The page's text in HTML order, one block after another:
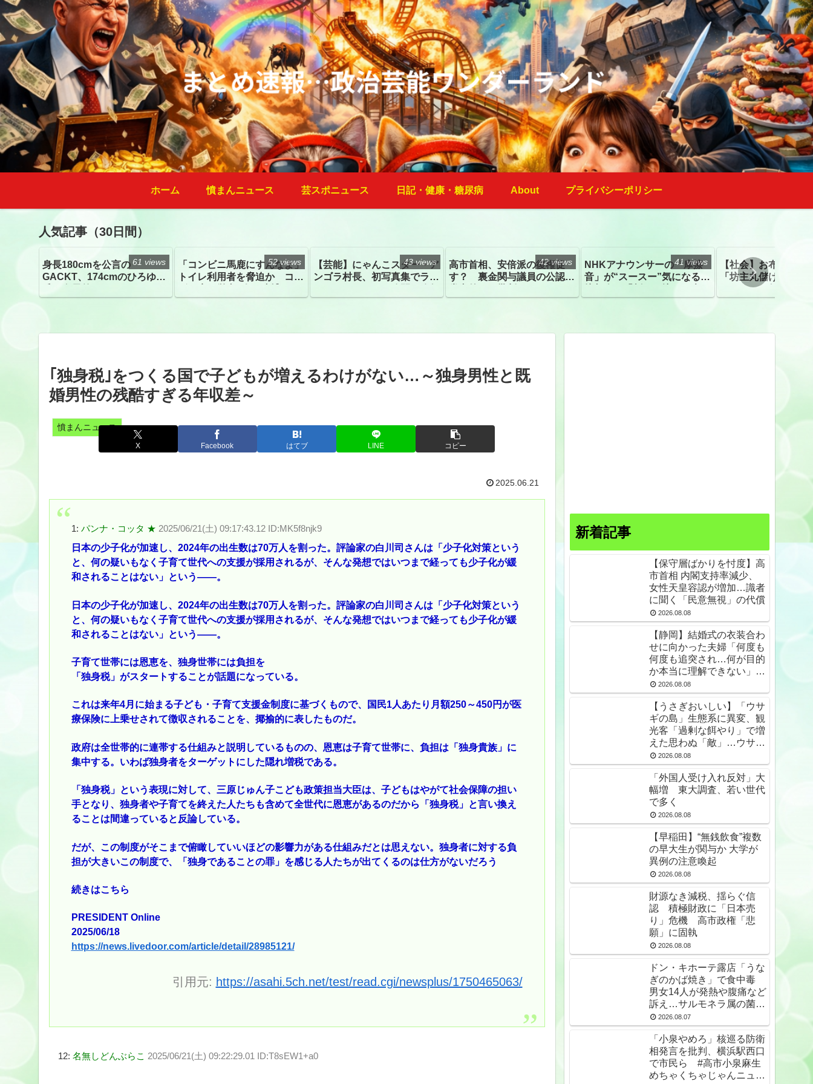
ホーム 憤まんニュース 芸スポニュース 日記・健康・糖尿病 About プライバシーポリシー
人気記事（30日間）
身長180cmを公言の
GACKT、174cmのひろゆき
トざわつき イベントでの写
61 views
「コンビニ馬鹿にすんなよ」
トイレ利用者を脅迫か コン
52 views
【芸能】にゃんこスター・ア
ンゴラ村長、初写真集でラン
はデジタル写真集が異例の大
43 views
高市首相、安倍派の復権促
す？ 裏金関与議員の公認、
42 views
NHKアナウンサーの「摩擦
音」が“スースー”気になる指
聴こえる。聴きづらい」
41 views
【社会】お布施、戒
「坊主丸儲け」は
ほとんどが年収３０
下「地方の寺の僧侶
｢独身税｣をつくる国で子どもが増えるわけがない…～独身男性と既
婚男性の残酷すぎる年収差～
憤まんニュース
X Facebook はてブ LINE コピー
2025.06.21
1: パンナ・コッタ ★ 2025/06/21(土) 09:17:43.12 ID:MK5f8njk9
日本の少子化が加速し、2024年の出生数は70万人を割った。評論家の白川司さんは「少子化対策という
と、何の疑いもなく子育て世代への支援が採用されるが、そんな発想ではいつまで経っても少子化が緩
和されることはない」という――。
日本の少子化が加速し、2024年の出生数は70万人を割った。評論家の白川司さんは「少子化対策という
と、何の疑いもなく子育て世代への支援が採用されるが、そんな発想ではいつまで経っても少子化が緩
和されることはない」という――。
子育て世帯には恩恵を、独身世帯には負担を
「独身税」がスタートすることが話題になっている。
これは来年4月に始まる子ども・子育て支援金制度に基づくもので、国民1人あたり月額250～450円が医
療保険に上乗せされて徴収されることを、揶揄的に表したものだ。
政府は全世帯的に連帯する仕組みと説明しているものの、恩恵は子育て世帯に、負担は「独身貴族」に
集中する。いわば独身者をターゲットにした隠れ増税である。
「独身税」という表現に対して、三原じゅん子こども政策担当大臣は、子どもはやがて社会保障の担い
手となり、独身者や子育てを終えた人たちも含めて全世代に恩恵があるのだから「独身税」と言い換え
ることは間違っていると反論している。
だが、この制度がそこまで俯瞰していいほどの影響力がある仕組みだとは思えない。独身者に対する負
担が大きいこの制度で、「独身であることの罪」を感じる人たちが出てくるのは仕方がないだろう
続きはこちら
PRESIDENT Online
2025/06/18
https://news.livedoor.com/article/detail/28985121/
引用元: https://asahi.5ch.net/test/read.cgi/newsplus/1750465063/
12: 名無しどんぶらこ 2025/06/21(土) 09:22:29.01 ID:T8sEW1+a0
新着記事
【保守層ばかりを忖度】高
市首相 内閣支持率減少、
女性天皇容認が増加…識者
に聞く「民意無視」の代償
2026.08.08
【静岡】結婚式の衣装合わ
せに向かった夫婦「何度も
何度も追突され…何が目的
か本当に理解できない」東
名高速で続いた約1.7キロ
の追突
2026.08.08
【うさぎおいしい】「ウサ
ギの島」生態系に異変、観
光客「過剰な餌やり」で増
えた思わぬ「敵」…ウサギ
襲い口でくわえる姿も 大
久野島
2026.08.08
「外国人受け入れ反対」大
幅増 東大調査、若い世代
で多く
2026.08.08
【早稲田】“無銭飲食”複数
の早大生が関与か 大学が
異例の注意喚起
2026.08.08
財源なき減税、揺らぐ信
認 積極財政に「日本売
り」危機 高市政権「悲
願」に固執
2026.08.08
ドン・キホーテ露店「うな
ぎのかば焼き」で食中毒
男女14人が発熱や腹痛など
訴え…サルモネラ属の菌検
出2026.08.07
「小泉やめろ」核巡る防衛
相発言を批判、横浜駅西口
で市民ら #高市小泉麻生
めちゃくちゃじゃんニュー